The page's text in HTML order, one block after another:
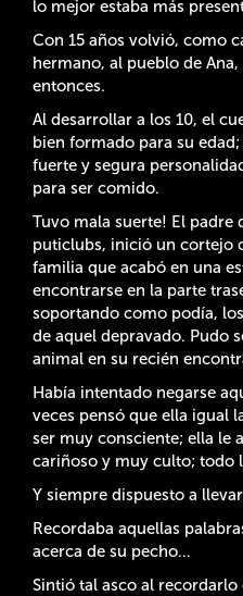
lo mejor estaba más
Con 15 años volvió, como
hermano, al pueblo de
entonces.
Al desarrollar a los 10, el
bien formado para su
fuerte y segura
para ser comido.
Tuvo mala suerte! El padre
puticlubs, inició un cortejo
familia que acabó en una
encontrarse en la parte
soportando como podía,
de aquel depravado. Pudo
animal en su recién
Había intentado negarse
veces pensó que ella igual
ser muy consciente; ella le
cariñoso y muy culto; todo
Y siempre dispuesto a
Recordaba aquellas
acerca de su pecho…
Sintió tal asco al